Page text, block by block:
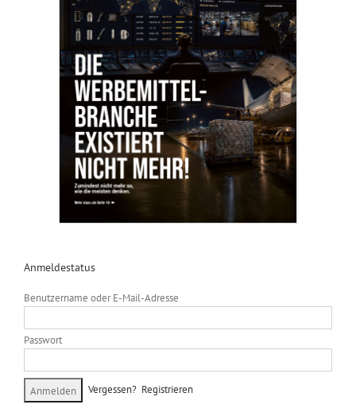
Anmeldestatus
Benutzername oder E-Mail-Adresse
Passwort
Vergessen? Registrieren